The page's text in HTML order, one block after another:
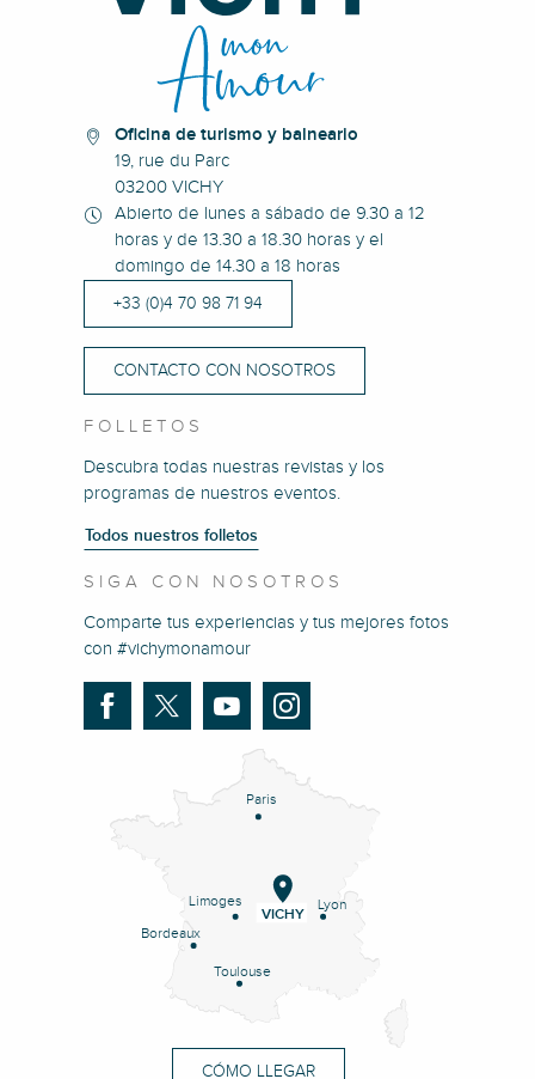
Oficina de turismo y balneario
19, rue du Parc
03200 VICHY
Abierto de lunes a sábado de 9.30 a 12
horas y de 13.30 a 18.30 horas y el
domingo de 14.30 a 18 horas
+33 (0)4 70 98 71 94
CONTACTO CON NOSOTROS
FOLLETOS
Descubra todas nuestras revistas y los
programas de nuestros eventos.
Todos nuestros folletos
SIGA CON NOSOTROS
Comparte tus experiencias y tus mejores fotos
con #vichymonamour
Paris
Lyon
Limoges
Bordeaux
Toulouse
VICHY
CÓMO LLEGAR